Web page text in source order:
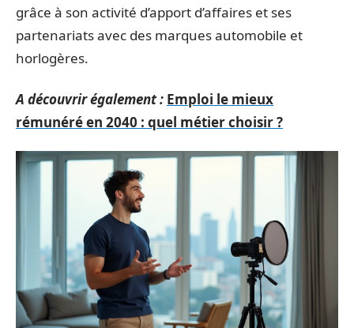
grâce à son activité d’apport d’affaires et ses
partenariats avec des marques automobile et
horlogères.
A découvrir également : Emploi le mieux
rémunéré en 2040 : quel métier choisir ?